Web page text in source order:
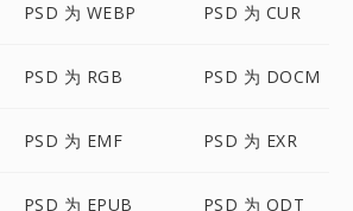
PSD 为 WEBP PSD 为 CUR
PSD 为 RGB PSD 为 DOCM
PSD 为 EMF PSD 为 EXR
PSD 为 EPUB PSD 为 ODT